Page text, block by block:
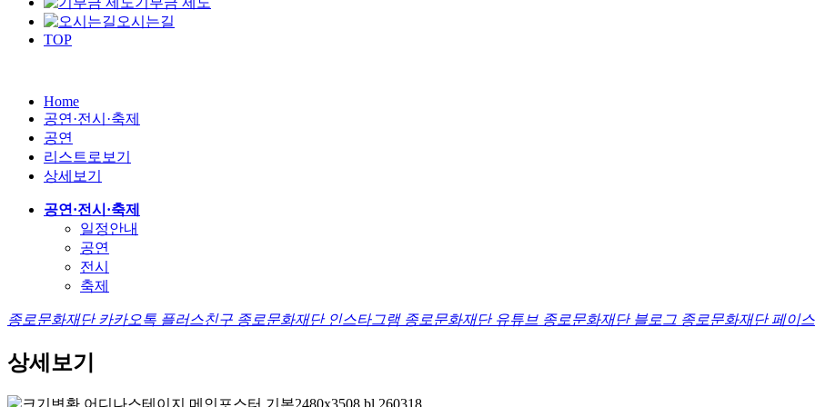
오시는길
TOP
Home
공연·전시·축제
공연
리스트로보기
상세보기
공연·전시·축제
일정안내
공연
전시
축제
종로문화재단 카카오톡 플러스친구 종로문화재단 인스타그램 종로문화재단 유튜브 종로문화재단 블로그 종로문화재단 페이
상세보기